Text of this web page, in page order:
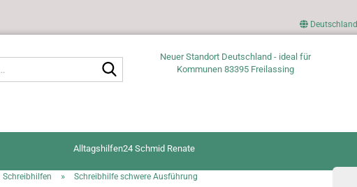
Deutschland
Neuer Standort Deutschland - ideal für
Kommunen 83395 Freilassing
Alltagshilfen24 Schmid Renate
Schreibhilfen » Schreibhilfe schwere Ausführung